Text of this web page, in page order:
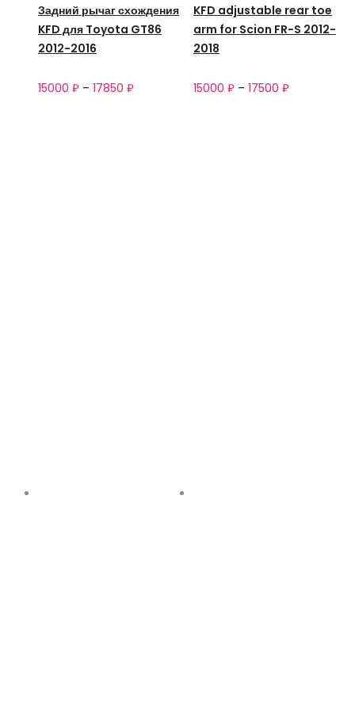
Задний рычаг схождения
KFD для Toyota GT86
2012-2016
15000 ₽ – 17850 ₽
KFD adjustable rear toe
arm for Scion FR-S 2012-
2018
15000 ₽ – 17500 ₽